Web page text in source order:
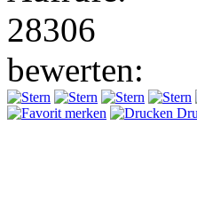
28306
bewerten:
merken